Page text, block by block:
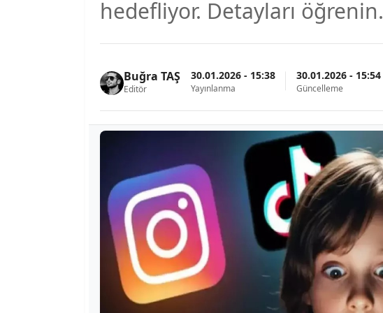
hedefliyor. Detayları öğrenin.
Buğra TAŞ
Editör
30.01.2026 - 15:38
Yayınlanma
30.01.2026 - 15:54
Güncelleme